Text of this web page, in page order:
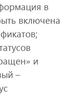
в
включена
и
–